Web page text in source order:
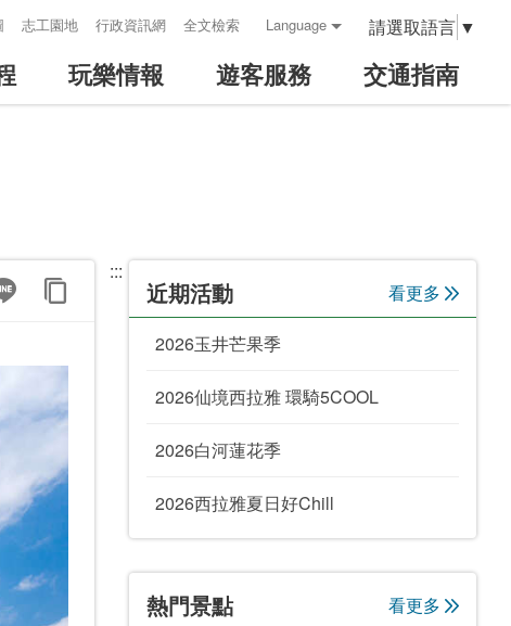
志工園地 行政資訊網 全文檢索 Language 請選取語言 ▼
玩樂情報 遊客服務 交通指南
:::
近期活動 看更多
2026玉井芒果季
2026仙境西拉雅 環騎5COOL
2026白河蓮花季
2026西拉雅夏日好Chill
熱門景點 看更多